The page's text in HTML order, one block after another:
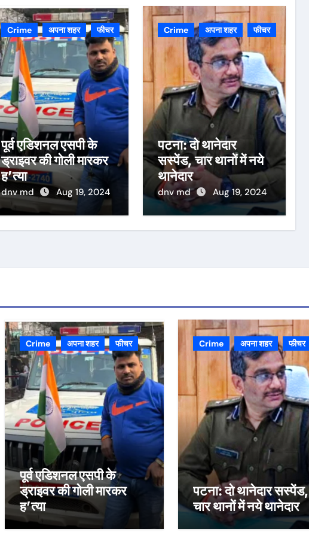
Crime अपना शहर फीचर
पूर्व एडिशनल एसपी के
ड्राइवर की गोली मारकर
ह’त्या
dnv md Aug 19, 2024
Crime अपना शहर फीचर
पटना: दो थानेदार
सस्पेंड, चार थानों में नये
थानेदार
dnv md Aug 19, 2024
Crime अपना शहर फीचर
पूर्व एडिशनल एसपी के
ड्राइवर की गोली मारकर
ह’त्या
Crime अपना शहर फीचर
पटना: दो थानेदार सस्पेंड,
चार थानों में नये थानेदार